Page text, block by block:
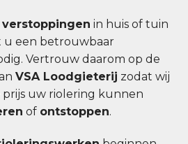
verstoppingen in huis of tuin
u een betrouwbaar
Vertrouw daarom op de
VSA Loodgieterij zodat wij
uw riolering kunnen
of ontstoppen.